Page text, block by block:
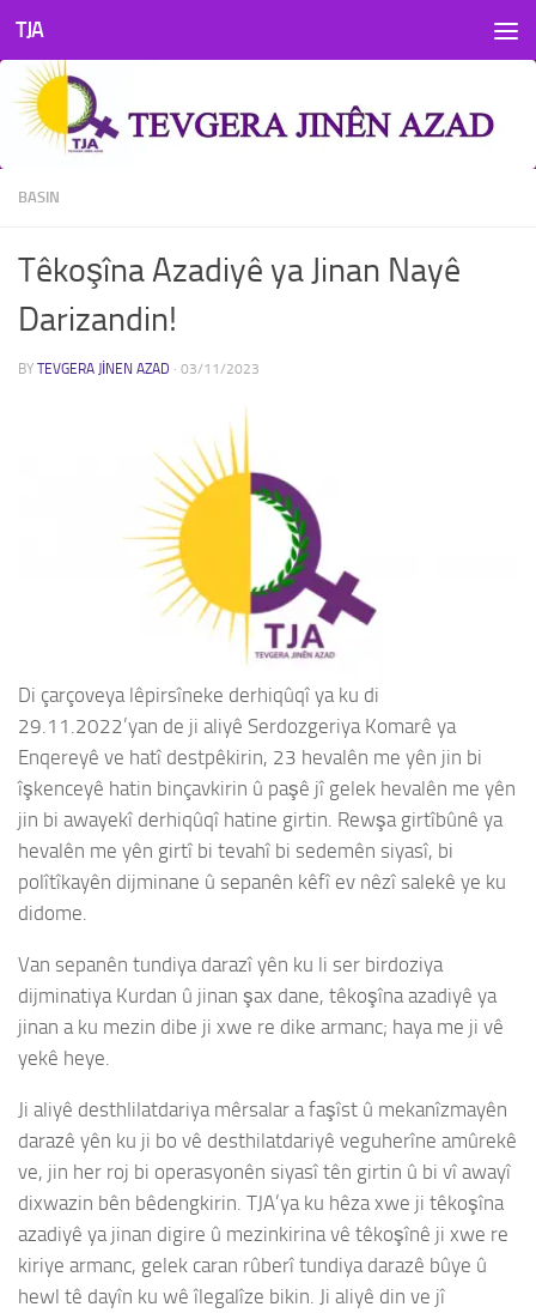
Skip to content
TJA
BASIN
Têkoşîna Azadiyê ya Jinan Nayê
Darizandin!
BY TEVGERA JINEN AZAD · 03/11/2023
Di çarçoveya lêpirsîneke derhiqûqî ya ku di
29.11.2022’yan de ji aliyê Serdozgeriya Komarê ya
Enqereyê ve hatî destpêkirin, 23 hevalên me yên jin bi
îşkenceyê hatin binçavkirin û paşê jî gelek hevalên me yên
jin bi awayekî derhiqûqî hatine girtin. Rewşa girtîbûnê ya
hevalên me yên girtî bi tevahî bi sedemên siyasî, bi
polîtîkayên dijminane û sepanên kêfî ev nêzî salekê ye ku
didome.
Van sepanên tundiya darazî yên ku li ser birdoziya
dijminatiya Kurdan û jinan şax dane, têkoşîna azadiyê ya
jinan a ku mezin dibe ji xwe re dike armanc; haya me ji vê
yekê heye.
Ji aliyê desthlilatdariya mêrsalar a faşîst û mekanîzmayên
darazê yên ku ji bo vê desthilatdariyê veguherîne amûrekê
ve, jin her roj bi operasyonên siyasî tên girtin û bi vî awayî
dixwazin bên bêdengkirin. TJA’ya ku hêza xwe ji têkoşîna
azadiyê ya jinan digire û mezinkirina vê têkoşînê ji xwe re
kiriye armanc, gelek caran rûberî tundiya darazê bûye û
hewl tê dayîn ku wê îlegalîze bikin. Ji aliyê din ve jî